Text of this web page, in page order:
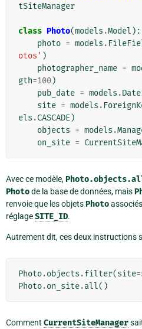
tSiteManager
class Photo(models .Model ):
photo = models .
otos' )
photographer_name =
gth=100)
pub_date = models .
site = models .
els .CASCADE)
objects = models .
on_site =
Avec ce modèle,
Photode la base de données, mais
renvoie que les objetsPhoto
réglageSITE_ID.
Autrement dit, ces deux instructions
Photo.objects .filter(site=
Photo.on_site.all()
Comment CurrentSiteManager